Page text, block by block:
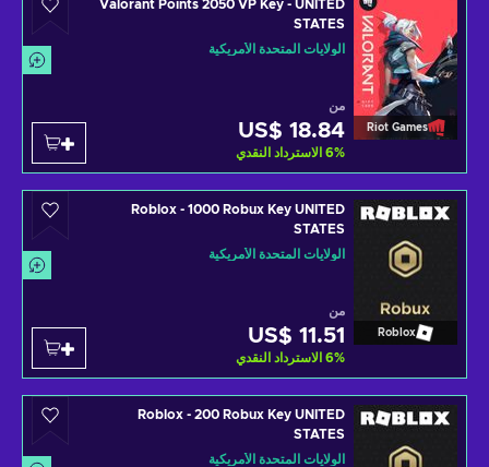
Riot Games
Valorant Points 2050 VP Key - UNITED
STATES
الولايات المتحدة الأمريكية
من
US$ 18.84
6% الاسترداد النقدي
Roblox
Roblox - 1000 Robux Key UNITED
STATES
الولايات المتحدة الأمريكية
من
US$ 11.51
6% الاسترداد النقدي
Roblox - 200 Robux Key UNITED
STATES
الولايات المتحدة الأمريكية